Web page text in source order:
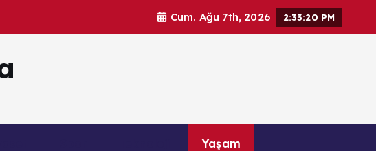
Cum. Ağu 7th, 2026 2:33:22 PM
Yaşam